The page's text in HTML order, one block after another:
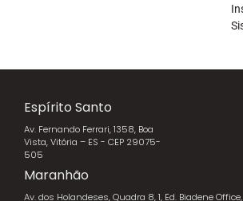
Espírito Santo
Av. Fernando Ferrari, 1358, Boa
Vista, Vitória – ES - CEP 29075-
505
Maranhão
Av. dos Holandeses, Quadra 8, 1, Ed. Biadene